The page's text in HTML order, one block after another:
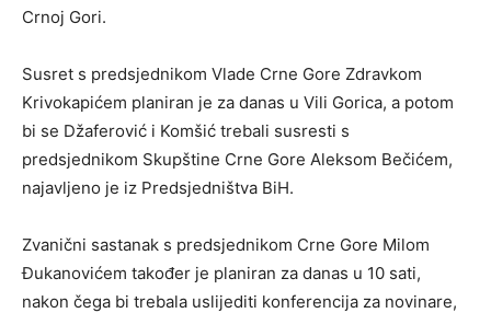
Crnoj Gori.
Susret s predsjednikom Vlade Crne Gore Zdravkom
Krivokapićem planiran je za danas u Vili Gorica, a potom
bi se Džaferović i Komšić trebali susresti s
predsjednikom Skupštine Crne Gore Aleksom Bečićem,
najavljeno je iz Predsjedništva BiH.
Zvanični sastanak s predsjednikom Crne Gore Milom
Đukanovićem također je planiran za danas u 10 sati,
nakon čega bi trebala uslijediti konferencija za novinare,